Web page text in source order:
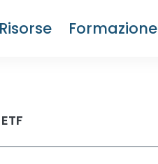
Risorse Formazione